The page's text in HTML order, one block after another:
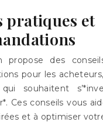
pratiques et
propose des
pour les
qui souhaitent
Ces conseils vous
et à optimiser